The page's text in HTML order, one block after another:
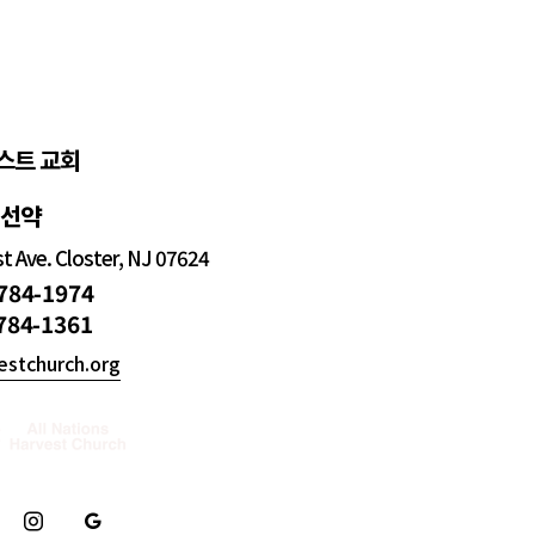
트 교회
약
Ave. Closter, NJ 07624
1974
1361